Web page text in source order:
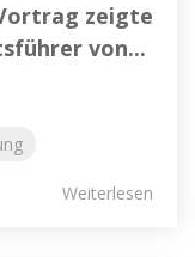
zeigte
von...
Weiterlesen